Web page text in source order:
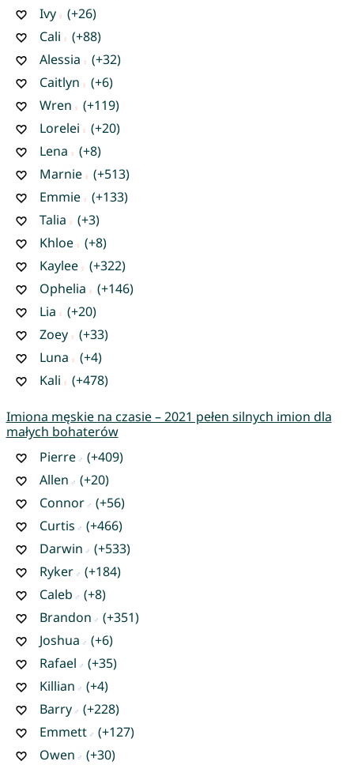
Ivy
(+26)
Cali
(+88)
Alessia
(+32)
Caitlyn
(+6)
Wren
(+119)
Lorelei
(+20)
Lena
(+8)
Marnie
(+513)
Emmie
(+133)
Talia
(+3)
Khloe
(+8)
Kaylee
(+322)
Ophelia
(+146)
Lia
(+20)
Zoey
(+33)
Luna
(+4)
Kali
(+478)
Imiona męskie na czasie – 2021 pełen silnych imion dla
małych bohaterów
Pierre
(+409)
Allen
(+20)
Connor
(+56)
Curtis
(+466)
Darwin
(+533)
Ryker
(+184)
Caleb
(+8)
Brandon
(+351)
Joshua
(+6)
Rafael
(+35)
Killian
(+4)
Barry
(+228)
Emmett
(+127)
Owen
(+30)